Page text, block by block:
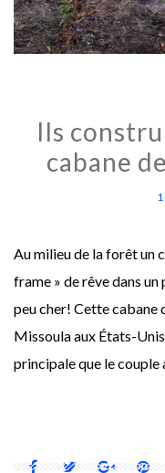
Ils
cabane
Au milieu de la forêt un
frame » de rêve dans
peu cher! Cette cabane
Missoula aux États-
principale que le couple